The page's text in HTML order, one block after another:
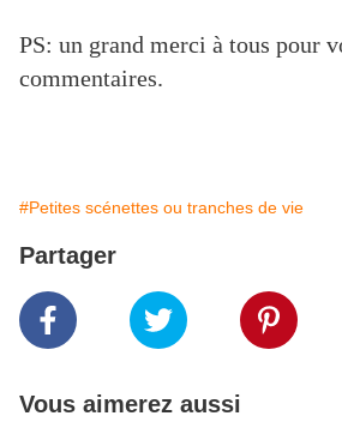
PS: un grand merci à tous pour
commentaires.
#Petites scénettes ou tranches de vie
Partager
Vous aimerez aussi